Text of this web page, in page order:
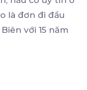
là đơn đi đầu
với 15 năm